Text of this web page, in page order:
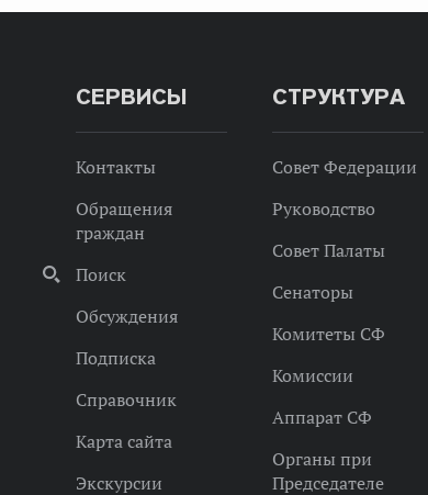
СЕРВИСЫ
Контакты
Обращения
граждан
Поиск
Обсуждения
Подписка
Справочник
Карта сайта
Экскурсии
СТРУКТУРА
Совет Федерации
Руководство
Совет Палаты
Сенаторы
Комитеты СФ
Комиссии
Аппарат СФ
Органы при
Председателе